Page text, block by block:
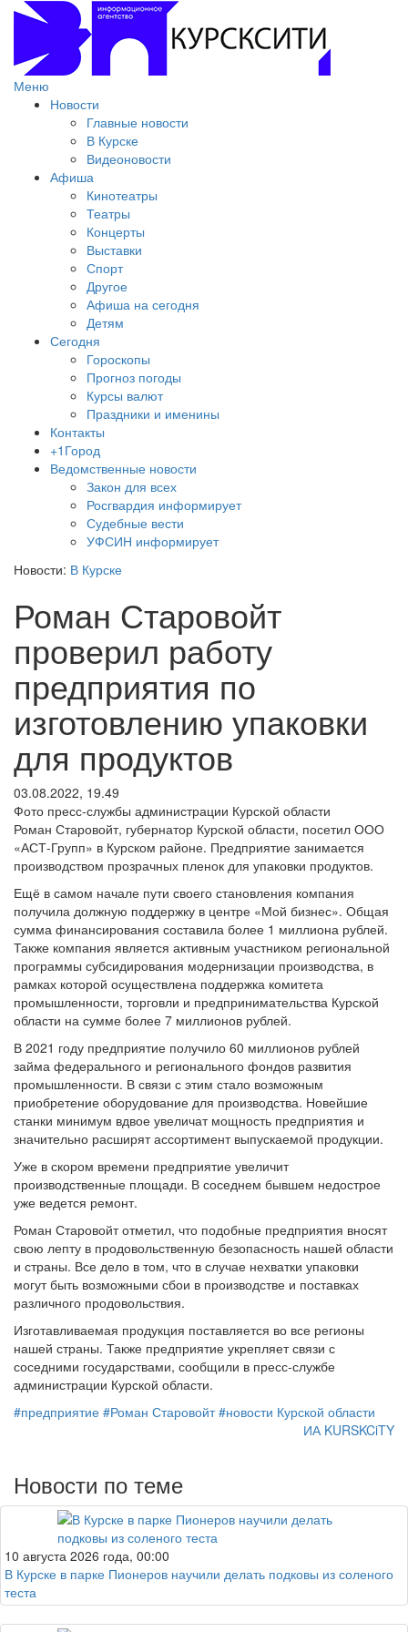
Меню
Новости
Главные новости
В Курске
Видеоновости
Афиша
Кинотеатры
Театры
Концерты
Выставки
Спорт
Другое
Афиша на сегодня
Детям
Сегодня
Гороскопы
Прогноз погоды
Курсы валют
Праздники и именины
Контакты
+1Город
Ведомственные новости
Закон для всех
Росгвардия информирует
Судебные вести
УФСИН информирует
Новости: В Курске
Роман Старовойт
проверил работу
предприятия по
изготовлению упаковки
для продуктов
03.08.2022, 19.49
Фото пресс-службы администрации Курской области
Роман Старовойт, губернатор Курской области, посетил ООО
«АСТ-Групп» в Курском районе. Предприятие занимается
производством прозрачных пленок для упаковки продуктов.
Ещё в самом начале пути своего становления компания
получила должную поддержку в центре «Мой бизнес». Общая
сумма финансирования составила более 1 миллиона рублей.
Также компания является активным участником региональной
программы субсидирования модернизации производства, в
рамках которой осуществлена поддержка комитета
промышленности, торговли и предпринимательства Курской
области на сумме более 7 миллионов рублей.
В 2021 году предприятие получило 60 миллионов рублей
займа федерального и регионального фондов развития
промышленности. В связи с этим стало возможным
приобретение оборудование для производства. Новейшие
станки минимум вдвое увеличат мощность предприятия и
значительно расширят ассортимент выпускаемой продукции.
Уже в скором времени предприятие увеличит
производственные площади. В соседнем бывшем недострое
уже ведется ремонт.
Роман Старовойт отметил, что подобные предприятия вносят
свою лепту в продовольственную безопасность нашей области
и страны. Все дело в том, что в случае нехватки упаковки
могут быть возможными сбои в производстве и поставках
различного продовольствия.
Изготавливаемая продукция поставляется во все регионы
нашей страны. Также предприятие укрепляет связи с
соседними государствами, сообщили в пресс-службе
администрации Курской области.
#предприятие #Роман Старовойт #новости Курской области
ИА KURSKCiTY
Новости по теме
10 августа 2026 года, 00:00
В Курске в парке Пионеров научили делать подковы из соленого
теста